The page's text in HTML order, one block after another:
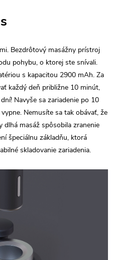
Bezdrôtový masážny prístroj
pohybu, o ktorej ste snívali.
s kapacitou 2900 mAh. Za
každý deň približne 10 minút,
Navyše sa zariadenie po 10
Nemusíte sa tak obávať, že
dlhá masáž spôsobila zranenie
špeciálnu základňu, ktorá
skladovanie zariadenia.